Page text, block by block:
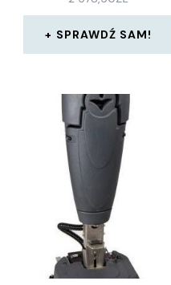
SPRAWDŹ SAM!